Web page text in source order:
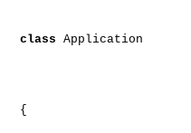
class Application
{